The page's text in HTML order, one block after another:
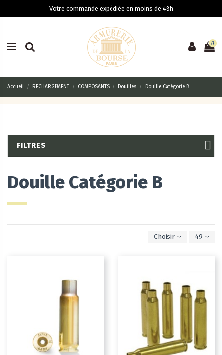
Votre commande expédiée en moins de 48h
0
Accueil RECHARGEMENT COMPOSANTS Douilles Douille Catégorie B
Douille Catégorie B
Choisir 49
FILTRES